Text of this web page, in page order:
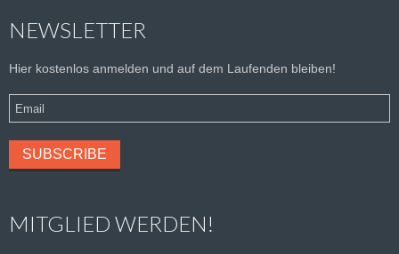
NEWSLETTER
Hier kostenlos anmelden und auf dem Laufenden bleiben!
MITGLIED WERDEN!